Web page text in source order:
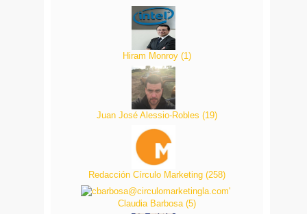
Hiram Monroy (1 )
Juan José Alessio-Robles (19)
Redacción Círculo Marketing (258)
Claudia Barbosa (5)